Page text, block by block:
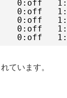
0:off
0:off
0:off
0:off
0:off
ています。